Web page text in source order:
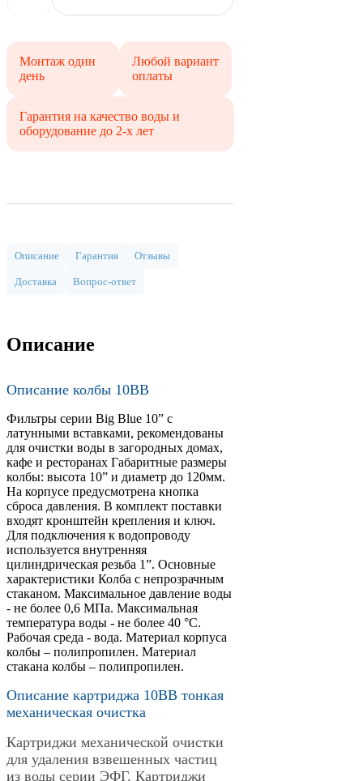
Монтаж один
день
Любой вариант
оплаты
Гарантия на качество воды и
оборудование до 2-х лет
Описание Гарантия Отзывы
Доставка Вопрос-ответ
Описание
Описание колбы 10BB
Фильтры серии Big Blue 10” с
латунными вставками, рекомендованы
для очистки воды в загородных домах,
кафе и ресторанах Габаритные размеры
колбы: высота 10” и диаметр до 120мм.
На корпусе предусмотрена кнопка
сброса давления. В комплект поставки
входят кронштейн крепления и ключ.
Для подключения к водопроводу
используется внутренняя
цилиндрическая резьба 1”. Основные
характеристики Колба с непрозрачным
стаканом. Максимальное давление воды
- не более 0,6 МПа. Максимальная
температура воды - не более 40 °С.
Рабочая среда - вода. Материал корпуса
колбы – полипропилен. Материал
стакана колбы – полипропилен.
Описание картриджа 10BB тонкая
механическая очистка
Картриджи механической очистки
для удаления взвешенных частиц
из воды серии ЭФГ. Картриджи